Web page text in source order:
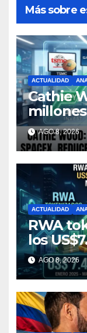
Más sobre
ACTUALIDAD
Cathie
millones
reduce
AGO 8, 2026
ACTUALIDAD
RWA
los
AGO 8, 2026